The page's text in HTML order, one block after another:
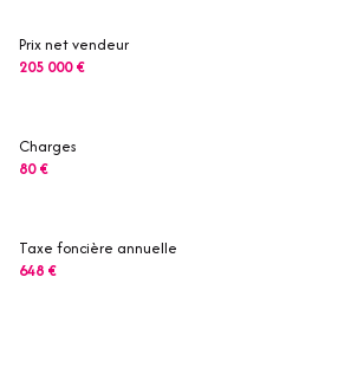
Prix net vendeur
205 000 €
Charges
80 €
Taxe foncière annuelle
648 €